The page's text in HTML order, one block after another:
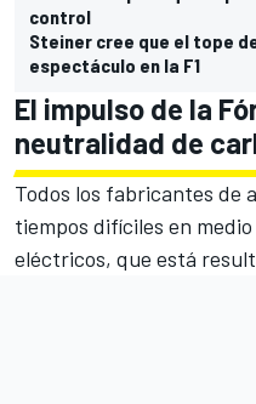
control
Steiner cree que el tope
espectáculo en la F1
El impulso de la
neutralidad de
Todos los fabricantes de
tiempos difíciles en
eléctricos, que está